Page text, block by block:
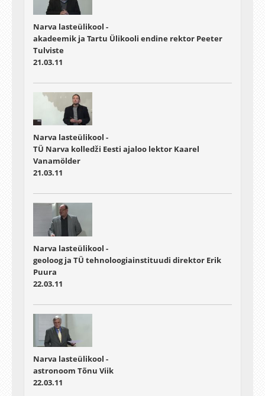
Narva lasteülikool -
akadeemik ja Tartu Ülikooli endine rektor Peeter
Tulviste
21.03.11
Narva lasteülikool -
TÜ Narva kolledži Eesti ajaloo lektor Kaarel
Vanamölder
21.03.11
Narva lasteülikool -
geoloog ja TÜ tehnoloogiainstituudi direktor Erik
Puura
22.03.11
Narva lasteülikool -
astronoom Tõnu Viik
22.03.11